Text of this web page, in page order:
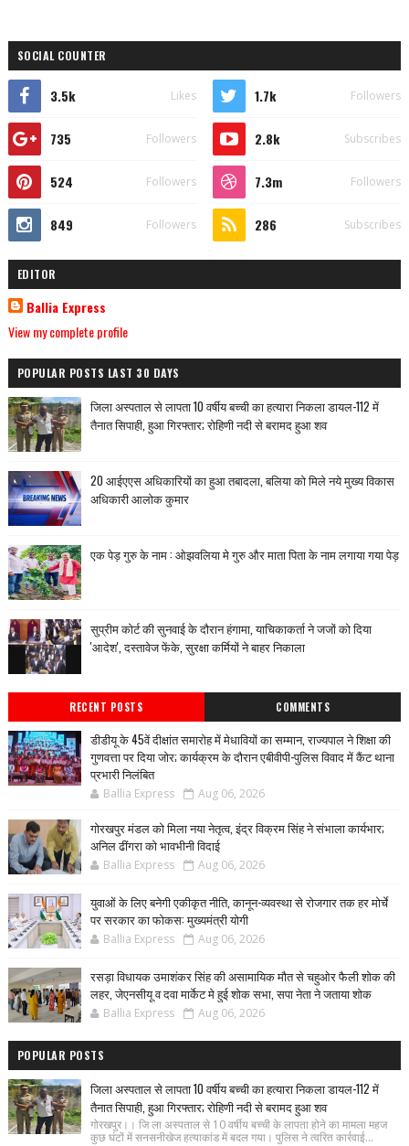
SOCIAL COUNTER
3.5k Likes 1.7k Followers
735 Followers 2.8k Subscribes
524 Followers 7.3m Followers
849 Followers 286 Subscribes
EDITOR
Ballia Express
View my complete profile
POPULAR POSTS LAST 30 DAYS
जिला अस्पताल से लापता 10 वर्षीय बच्ची का हत्यारा निकला डायल-112 में
तैनात सिपाही, हुआ गिरफ्तार; रोहिणी नदी से बरामद हुआ शव
20 आईएएस अधिकारियों का हुआ तबादला, बलिया को मिले नये मुख्य विकास
अधिकारी आलोक कुमार
एक पेड़ गुरु के नाम : ओझवलिया मे गुरु और माता पिता के नाम लगाया गया पेड़
सुप्रीम कोर्ट की सुनवाई के दौरान हंगामा, याचिकाकर्ता ने जजों को दिया
'आदेश', दस्तावेज फेंके, सुरक्षा कर्मियों ने बाहर निकाला
RECENT POSTS COMMENTS
डीडीयू के 45वें दीक्षांत समारोह में मेधावियों का सम्मान, राज्यपाल ने शिक्षा की
गुणवत्ता पर दिया जोर; कार्यक्रम के दौरान एबीवीपी-पुलिस विवाद में कैंट थाना
प्रभारी निलंबित
Ballia Express Aug 06, 2026
गोरखपुर मंडल को मिला नया नेतृत्व, इंद्र विक्रम सिंह ने संभाला कार्यभार;
अनिल ढींगरा को भावभीनी विदाई
Ballia Express Aug 06, 2026
युवाओं के लिए बनेगी एकीकृत नीति, कानून-व्यवस्था से रोजगार तक हर मोर्चे
पर सरकार का फोकस: मुख्यमंत्री योगी
Ballia Express Aug 06, 2026
रसड़ा विधायक उमाशंकर सिंह की असामायिक मौत से चहुओर फैली शोक की
लहर, जेएनसीयू व दवा मार्केट मे हुई शोक सभा, सपा नेता ने जताया शोक
Ballia Express Aug 06, 2026
POPULAR POSTS
जिला अस्पताल से लापता 10 वर्षीय बच्ची का हत्यारा निकला डायल-112 में
तैनात सिपाही, हुआ गिरफ्तार; रोहिणी नदी से बरामद हुआ शव
गोरखपुर।। जि ला अस्पताल से 10 वर्षीय बच्ची के लापता होने का मामला महज
कुछ घंटों में सनसनीखेज हत्याकांड में बदल गया। पुलिस ने त्वरित कार्रवाई...